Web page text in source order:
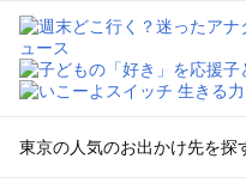
東京の人気のお出かけ先を探